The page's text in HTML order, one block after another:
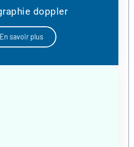
doppler
En savoir plus